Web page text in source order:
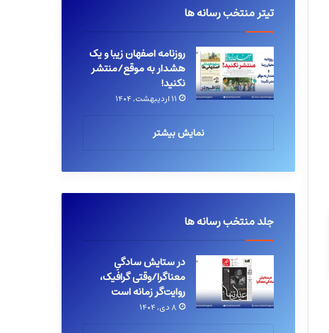
تیتر منتخب رسانه ها
روزنامه اصفهان زیبا و یک
هشدار به موقع/منتشر
نکنید!
۱۱ اردیبهشت, ۱۴۰۴
نمایش بیشتر
جلد منتخب رسانه ها
در ستایش سادگیِ
معناگرا/وقتی گرافیک،
روایت‌گر زمانه است
۸ دی, ۱۴۰۴